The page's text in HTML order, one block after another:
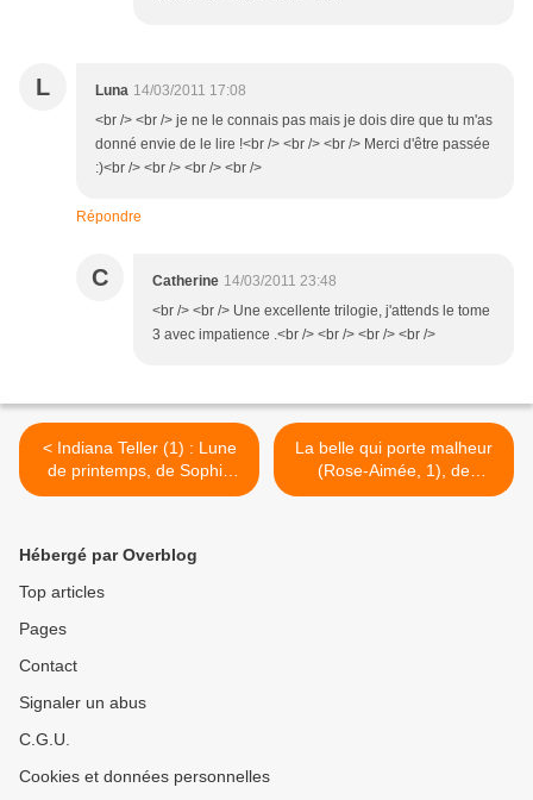
L Luna 14/03/2011 17:08
<br /> <br /> je ne le connais pas mais je dois dire que tu m'as
donné envie de le lire !<br /> <br /> <br /> Merci d'être passée
:)<br /> <br /> <br /> <br />
Répondre
C Catherine 14/03/2011 23:48
<br /> <br /> Une excellente trilogie, j'attends le tome
3 avec impatience .<br /> <br /> <br /> <br />
< Indiana Teller (1) : Lune
de printemps, de Sophie
Audouin-Mamikonian
La belle qui porte malheur
(Rose-Aimée, 1), de
Béatrice Bottet >
Hébergé par Overblog
Top articles
Pages
Contact
Signaler un abus
C.G.U.
Cookies et données personnelles